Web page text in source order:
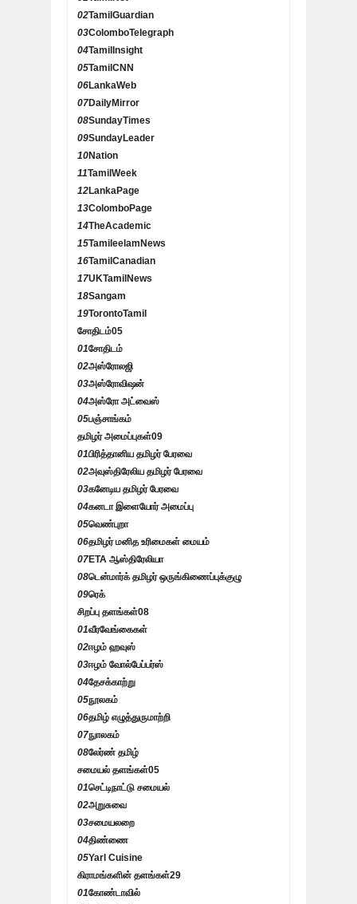
02TamilGuardian
03ColomboTelegraph
04TamilInsight
05TamilCNN
06LankaWeb
07DailyMirror
08SundayTimes
09SundayLeader
10Nation
11TamilWeek
12LankaPage
13ColomboPage
14TheAcademic
15TamileelamNews
16TamilCanadian
17UKTamilNews
18Sangam
19TorontoTamil
சோதிடம்05
01சோதிடம்
02அஸ்ரோலஜி
03அஸ்ரோவிஷன்
04அஸ்ரோ அட்வைஸ்
05பஞ்சாங்கம்
தமிழர் அமைப்புகள்09
01பிரித்தானிய தமிழர் பேரவை
02அவுஸ்திரேலிய தமிழர் பேரவை
03கனேடிய தமிழர் பேரவை
04கனடா இளையோர் அமைப்பு
05வெண்புறா
06தமிழர் மனித உரிமைகள் மையம்
07ETA ஆஸ்திரேலியா
08டென்மார்க் தமிழர் ஒருங்கிணைப்புக்குழு
09ரெக்
சிறப்பு தளங்கள்08
01வீரவேங்கைகள்
02ஈழம் ஹவுஸ்
03ஈழம் வோல்பேப்பர்ஸ்
04தேசக்காற்று
05நூலகம்
06தமிழ் எழுத்துருமாற்றி
07நுாலகம்
08லேர்ண் தமிழ்
சமையல் தளங்கள்05
01செட்டிநாட்டு சமையல்
02அறுசுவை
03சமையலறை
04திண்ணை
05Yarl Cuisine
கிராமங்களின் தளங்கள்29
01கோண்டாவில்